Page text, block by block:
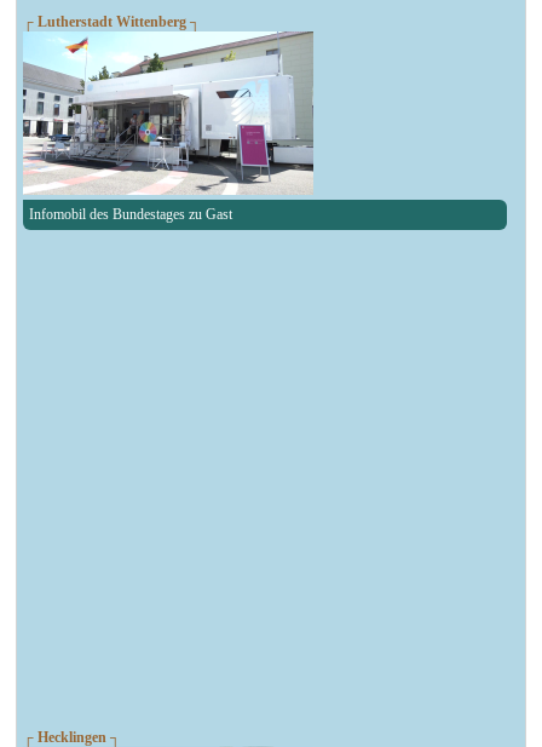
┌ Lutherstadt Wittenberg ┐
Infomobil des Bundestages zu Gast
┌ Hecklingen ┐